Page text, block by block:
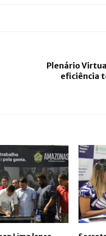
Plenário
eficiência